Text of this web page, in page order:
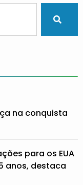
na conquista
para os EUA
anos, destaca